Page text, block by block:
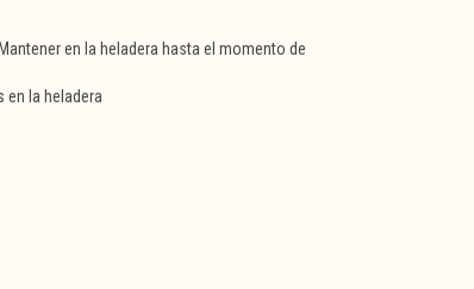
en la heladera hasta el momento de
en la heladera